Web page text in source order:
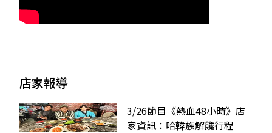
店家報導
3/26節目《熱血48小時》店
家資訊：哈韓族解饞行程